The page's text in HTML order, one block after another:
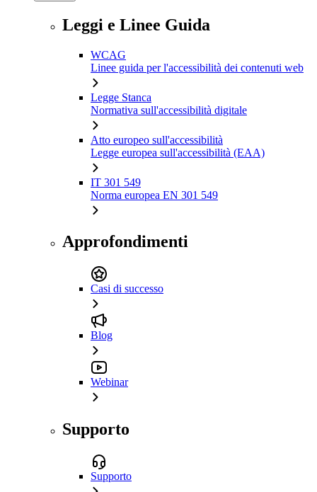
Leggi e Linee Guida
WCAG
Linee guida per l'accessibilità dei contenuti web
Legge Stanca
Normativa sull'accessibilità digitale
Atto europeo sull'accessibilità
Legge europea sull'accessibilità (EAA)
IT 301 549
Norma europea EN 301 549
Approfondimenti
Casi di successo
Blog
Webinar
Supporto
Supporto